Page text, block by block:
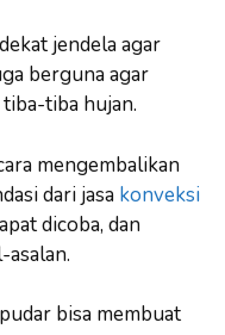
jendela agar
berguna agar
tiba hujan.
mengembalikan
dari jasa konveksi
dicoba, dan
asalan.
bisa membuat